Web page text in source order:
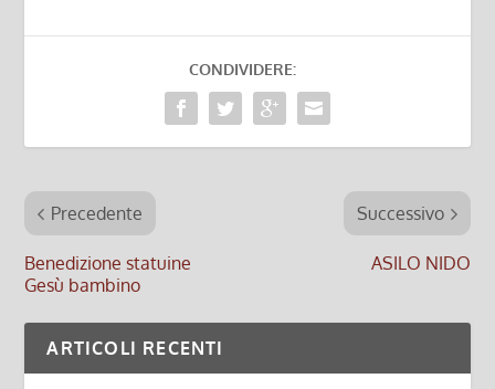
CONDIVIDERE:
Precedente
Benedizione statuine
Gesù bambino
Successivo
ASILO NIDO
ARTICOLI RECENTI